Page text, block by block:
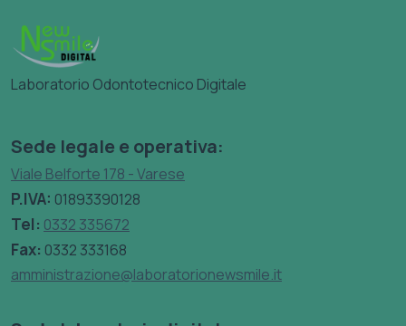
Laboratorio Odontotecnico Digitale
Sede legale e operativa:
Viale Belforte 178 - Varese
P.IVA: 01893390128
Tel: 0332 335672
Fax: 0332 333168
amministrazione@laboratorionewsmile.it